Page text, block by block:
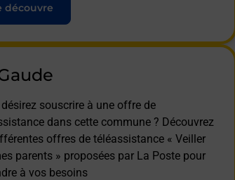
découvre
souscrire à une offre de
dans cette commune ? Découvrez
offres de téléassistance « Veiller
parents » proposées par La Poste pour
à vos besoins